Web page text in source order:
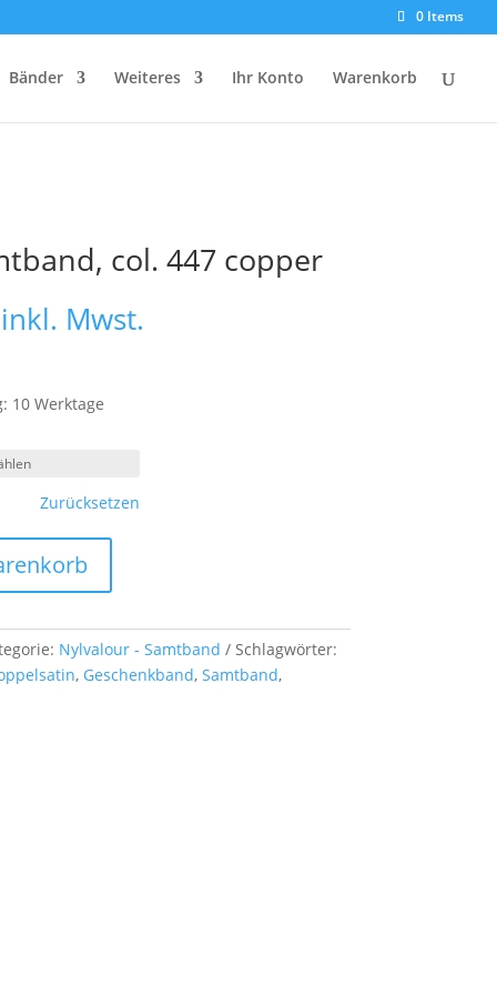
0 Items
Bänder Weiteres Ihr Konto Warenkorb
col. 447 copper
€ 9,15
15,20
inkl. Mwst.
10 Werktage
Zurücksetzen
Nylvalour - Samtband
Schlagwörter:
, Geschenkband, Samtband,